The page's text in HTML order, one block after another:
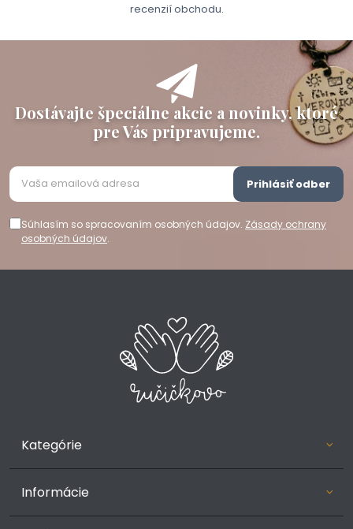
recenzií obchodu.
Dostávajte špeciálne akcie a novinky, ktoré
pre Vás pripravujeme.
Súhlasím so spracovaním osobných údajov. Zásady ochrany
osobných údajov.
Prihlásiť odber
Kategórie
Informácie